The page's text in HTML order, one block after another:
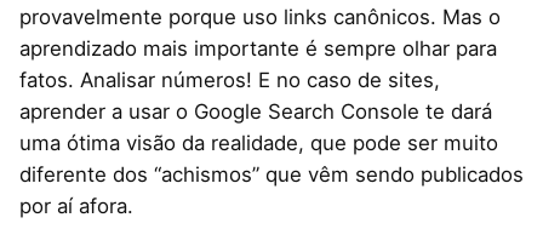
provavelmente porque uso links canônicos. Mas o
aprendizado mais importante é sempre olhar para
fatos. Analisar números! E no caso de sites,
aprender a usar o Google Search Console te dará
uma ótima visão da realidade, que pode ser muito
diferente dos “achismos” que vêm sendo publicados
por aí afora.